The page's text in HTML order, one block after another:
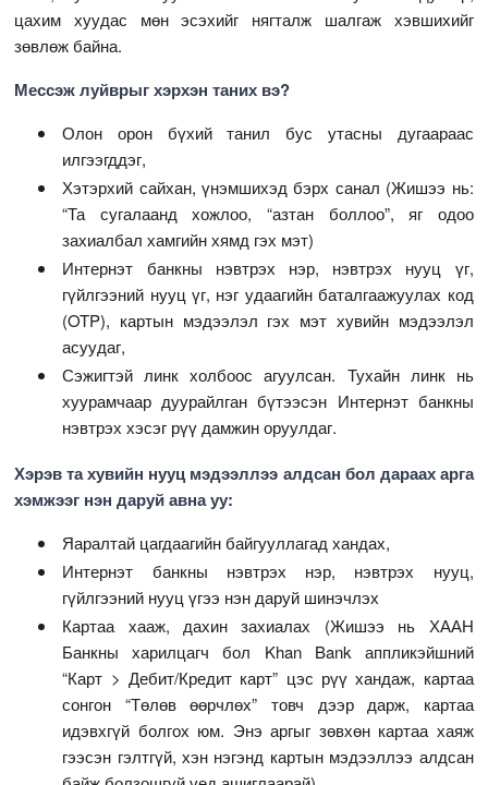
цахим хуудас мөн эсэхийг нягталж шалгаж хэвшихийг
зөвлөж байна.
Мессэж луйврыг хэрхэн таних вэ?
Олон орон бүхий танил бус утасны дугаараас
илгээгддэг,
Хэтэрхий сайхан, үнэмшихэд бэрх санал (Жишээ нь:
“Та сугалаанд хожлоо, “азтан боллоо”, яг одоо
захиалбал хамгийн хямд гэх мэт)
Интернэт банкны нэвтрэх нэр, нэвтрэх нууц үг,
гүйлгээний нууц үг, нэг удаагийн баталгаажуулах код
(OTP), картын мэдээлэл гэх мэт хувийн мэдээлэл
асуудаг,
Сэжигтэй линк холбоос агуулсан. Тухайн линк нь
хуурамчаар дуурайлган бүтээсэн Интернэт банкны
нэвтрэх хэсэг рүү дамжин оруулдаг.
Хэрэв та хувийн нууц мэдээллээ алдсан бол дараах арга
хэмжээг нэн даруй авна уу:
Яаралтай цагдаагийн байгууллагад хандах,
Интернэт банкны нэвтрэх нэр, нэвтрэх нууц,
гүйлгээний нууц үгээ нэн даруй шинэчлэх
Картаа хааж, дахин захиалах (Жишээ нь ХААН
Банкны харилцагч бол Khan Bank аппликэйшний
“Карт > Дебит/Кредит карт” цэс рүү хандаж, картаа
сонгон “Төлөв өөрчлөх” товч дээр дарж, картаа
идэвхгүй болгох юм. Энэ аргыг зөвхөн картаа хаяж
гээсэн гэлтгүй, хэн нэгэнд картын мэдээллээ алдсан